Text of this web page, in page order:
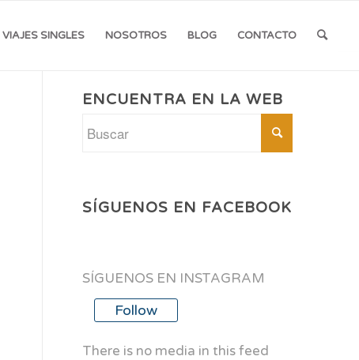
VIAJES SINGLES NOSOTROS BLOG CONTACTO
ENCUENTRA EN LA WEB
SÍGUENOS EN FACEBOOK
SÍGUENOS EN INSTAGRAM
Follow
There is no media in this feed